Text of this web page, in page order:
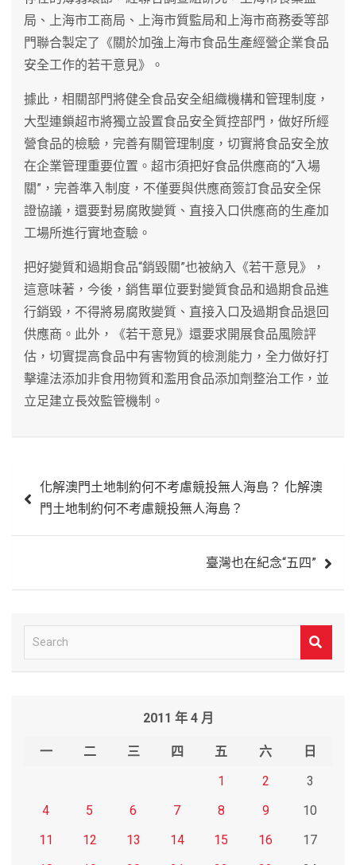
局、上海市工商局、上海市質監局和上海市商務委等部
門聯合製定了《關於加強上海市食品生產經營企業食品
安全工作的若干意見》。
據此，相關部門將健全食品安全組織機構和管理制度，
大型連鎖超市將獨立設置食品安全質控部門，做好所經
營食品的檢驗，完善有關管理制度，切實將食品安全放
在企業管理重要位置。超市須把好食品供應商的“入場
關”，完善準入制度，不僅要與供應商簽訂食品安全保
證協議，還要對易腐敗變質、直接入口供應商的生產加
工場所進行實地查驗。
把好變質和過期食品“銷毀關”也被納入《若干意見》，
這意味著，今後，銷售單位要對變質食品和過期食品進
行銷毀，不得將易腐敗變質、直接入口及過期食品退回
供應商。此外，《若干意見》還要求開展食品風險評
估，切實提高食品中有害物質的檢測能力，全力做好打
擊違法添加非食用物質和濫用食品添加劑整治工作，並
立足建立長效監管機制。
章 化解澳門土地制約何不考慮競投無人海島？ 化解澳
門土地制約何不考慮競投無人海島？
臺灣也在紀念“五四”
e
2011 年 4 月
一 二 三 四 五 六
日
1
2
3
4
5 6 7 8 9
10
11
12 13 14 15 16
17